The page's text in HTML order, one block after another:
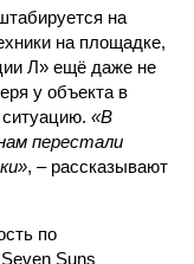
на
на площадке,
Л» ещё даже не
у объекта в
«В
перестали
, – рассказывают
по
Suns